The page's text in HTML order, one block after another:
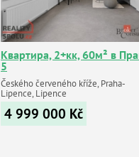
Квартира, 2+кк, 60м² в
5
Českého červeného kříže, Praha-
Lipence, Lipence
4 999 000 Kč